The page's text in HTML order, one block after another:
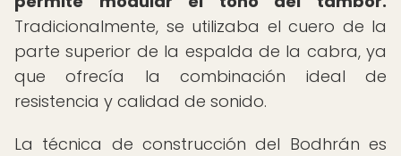
Tradicionalmente, se utilizaba el cuero de la
parte superior de la espalda de la cabra, ya
que ofrecía la combinación ideal de
resistencia y calidad de sonido.
La técnica de construcción del Bodhrán es